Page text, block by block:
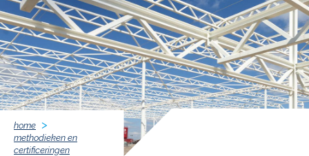
home
methodieken en
certificeringen